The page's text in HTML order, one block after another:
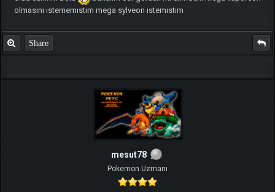
olmasını ıstememıstım mega sylveon ıstemıstım
Share
mesut78
Pokemon Uzmanı